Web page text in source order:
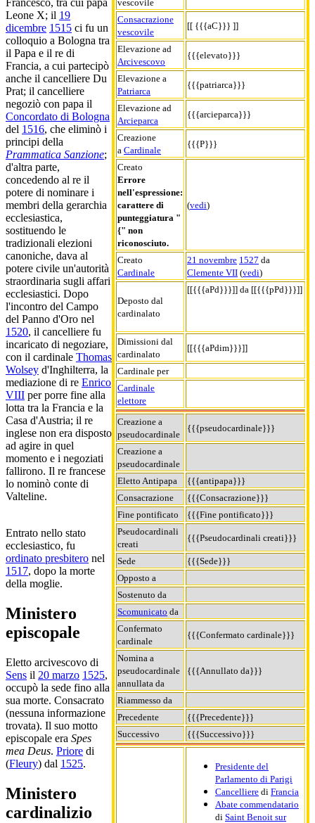
vescovile
Consacrazione
vescovile
[[ {{{aC}}} ]]
Elevazione ad
Arcivescovo
{{{elevato}}}
Elevazione a
Patriarca
{{{patriarca}}}
Elevazione ad
Arcieparca
{{{arcieparca}}}
Creazione
a Cardinale
{{{P}}}
Creato
Errore
nell'espressione:
carattere di
punteggiatura "
{" non
riconosciuto.
(vedi)
Creato
Cardinale
21 novembre 1527 da
Clemente VII (vedi)
Deposto dal
cardinalato
[[{{{aPd}}}]] da [[{{{pPd}}}]]
Dimissioni dal
cardinalato
[[{{{aPdim}}}]]
Cardinale per
Cardinale
elettore
Creazione a
pseudocardinale
{{{pseudocardinale}}}
Creazione a
pseudocardinale
Eletto Antipapa
{{{antipapa}}}
Consacrazione
{{{Consacrazione}}}
Fine pontificato
{{{Fine pontificato}}}
Pseudocardinali
creati
{{{Pseudocardinali creati}}}
Sede
{{{Sede}}}
Opposto a
Sostenuto da
Scomunicato da
Confermato
cardinale
{{{Confermato cardinale}}}
Nomina a
pseudocardinale
annullata da
{{{Annullato da}}}
Riammesso da
Precedente
{{{Precedente}}}
Successivo
{{{Successivo}}}
Presidente del
Parlamento di Parigi
Cancelliere di Francia
Abate commendatario
di Saint Benoit sur
Francesco, tra cui papa
Leone X; il 19
dicembre 1515 ci fu un
colloquio a Bologna tra
il Papa e il re di
Francia, a cui partecipò
anche il cancelliere Du
Prat; il cancelliere
negoziò con papa il
Concordato di Bologna
del 1516, che eliminò i
principi della
Prammatica Sanzione;
d'altra parte,
concedendo al re il
potere di nominare i
membri della gerarchia
ecclesiastica,
sostituendo le
tradizionali elezioni
canoniche, dava al
potere civile un'autorità
straordinaria sugli affari
ecclesiastici. Dopo
l'incontro del Campo
del Panno d'Oro nel
1520, il cancelliere fu
incaricato di negoziare,
con il cardinale Thomas
Wolsey d'Inghilterra, la
mediazione di re Enrico
VIII per porre fine alla
lotta tra la Francia e la
Casa d'Austria; il re
inglese non era disposto
ad agire in quel
momento e i negoziati
fallirono. Il re francese
lo nominò conte di
Valteline.
Entrato nello stato
ecclesiastico, fu
ordinato presbitero nel
1517, dopo la morte
della moglie.
Ministero
episcopale
Eletto arcivescovo di
Sens il 20 marzo 1525,
occupò la sede fino alla
sua morte. Consacrato
(nessuna informazione
trovata). Il suo motto
episcopale era Spes
mea Deus. Priore di
(Fleury) dal 1525.
Ministero
cardinalizio